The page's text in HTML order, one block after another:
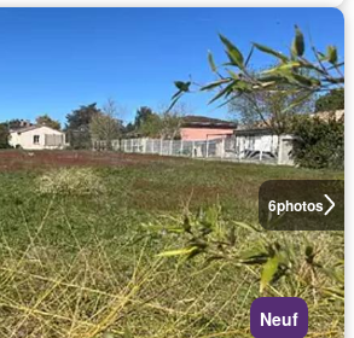
6photos
Neuf